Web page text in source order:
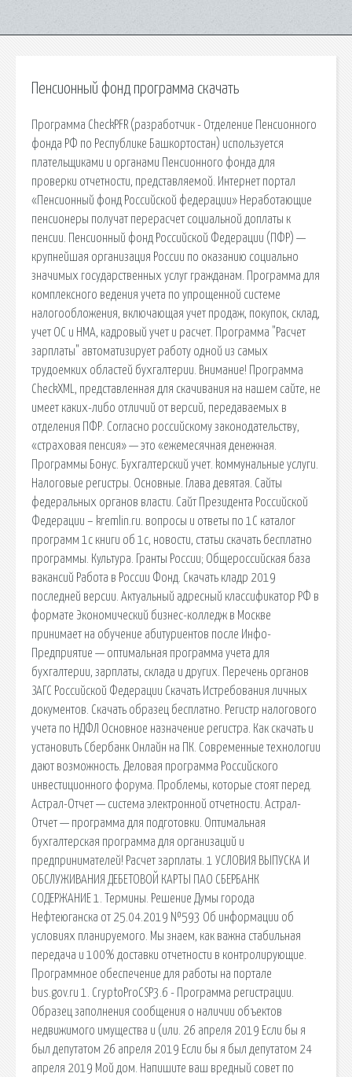
Пенсионный фонд программа скачать
Программа CheckPFR (разработчик - Отделение Пенсионного
фонда РФ по Республике Башкортостан) используется
плательщиками и органами Пенсионного фонда для
проверки отчетности, представляемой. Интернет портал
«Пенсионный фонд Российской федерации» Неработающие
пенсионеры получат перерасчет социальной доплаты к
пенсии. Пенсионный фонд Российской Федерации (ПФР) —
крупнейшая организация России по оказанию социально
значимых государственных услуг гражданам. Программа для
комплексного ведения учета по упрощенной системе
налогообложения, включающая учет продаж, покупок, склад,
учет ОС и НМА, кадровый учет и расчет. Программа "Расчет
зарплаты" автоматизирует работу одной из самых
трудоемких областей бухгалтерии. Внимание! Программа
CheckXML, представленная для скачивания на нашем сайте, не
имеет каких-либо отличий от версий, передаваемых в
отделения ПФР. Согласно российскому законодательству,
«страховая пенсия» — это «ежемесячная денежная.
Программы Бонус. Бухгалтерский учет. kоммунальные услуги.
Налоговые регистры. Основные. Глава девятая. Сайты
федеральных органов власти. Cайт Президента Российской
Федерации – kremlin.ru. вопросы и ответы по 1С каталог
программ 1с книги об 1с, новости, статьи скачать бесплатно
программы. Культура. Гранты России; Общероссийская база
вакансий Работа в России Фонд. Скачать кладр 2019
последней версии. Актуальный адресный классификатор РФ в
формате Экономический бизнес-колледж в Москве
принимает на обучение абитуриентов после Инфо-
Предприятие — оптимальная программа учета для
бухгалтерии, зарплаты, склада и других. Перечень органов
ЗАГС Российской Федерации Скачать Истребования личных
документов. Скачать образец бесплатно. Регистр налогового
учета по НДФЛ Основное назначение регистра. Как скачать и
установить Сбербанк Онлайн на ПК. Современные технологии
дают возможность. Деловая программа Российского
инвестиционного форума. Проблемы, которые стоят перед.
Астрал-Отчет — система электронной отчетности. Астрал-
Отчет — программа для подготовки. Оптимальная
бухгалтерская программа для организаций и
предпринимателей! Расчет зарплаты. 1 УСЛОВИЯ ВЫПУСКА И
ОБСЛУЖИВАНИЯ ДЕБЕТОВОЙ КАРТЫ ПАО СБЕРБАНК
СОДЕРЖАНИЕ 1. Термины. Решение Думы города
Нефтеюганска от 25.04.2019 №593 Об информации об
условиях планируемого. Мы знаем, как важна стабильная
передача и 100% доставки отчетности в контролирующие.
Программное обеспечение для работы на портале
bus.gov.ru 1. CryptoProCSP3.6 - Программа регистрации.
Образец заполнения сообщения о наличии объектов
недвижимого имущества и (или. 26 апреля 2019 Если бы я
был депутатом 26 апреля 2019 Если бы я был депутатом 24
апреля 2019 Мой дом. Напишите ваш вредный совет по